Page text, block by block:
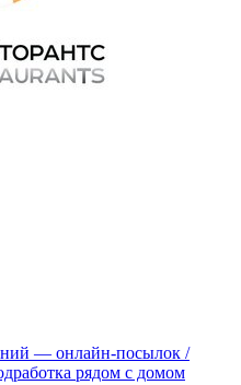
— онлайн-посылок /
рядом с домом